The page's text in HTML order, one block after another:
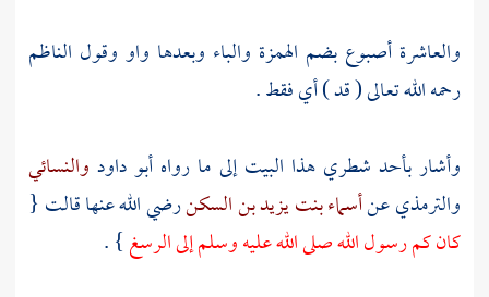
والعاشرة أصبوع بضم الهمزة والباء وبعدها واو وقول الناظم
رحمه الله تعالى ( قد ) أي فقط .
وأشار بأحد شطري هذا البيت إلى ما رواه أبو داود والنسائي
والترمذيعنأسماء بنت يزيد بن السكنرضي الله عنها قالت {
كان كم رسول الله صلى الله عليه وسلم إلى الرسغ} .